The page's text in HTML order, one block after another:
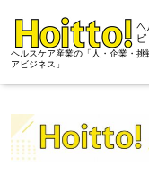
ヘルスケア産業の「人・企業・
アビジネス」